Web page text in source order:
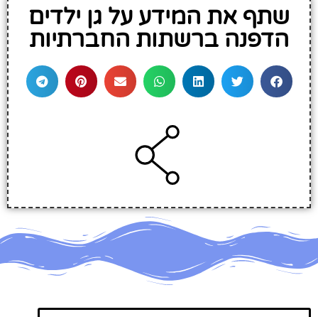
שתף את המידע על גן ילדים
הדפנה ברשתות החברתיות